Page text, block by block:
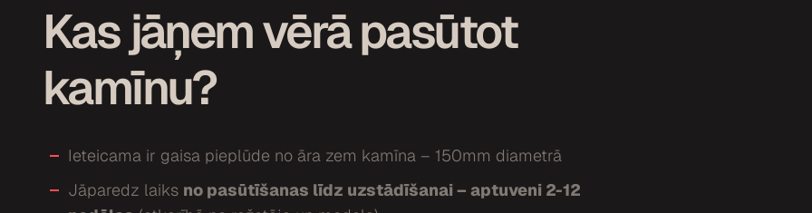
Kas jāņem vērā pasūtot
kamīnu?
Ieteicama ir gaisa pieplūde no āra zem kamīna – 150mm diametrā
Jāparedz laiks no pasūtīšanas līdz uzstādīšanai – aptuveni 2-12